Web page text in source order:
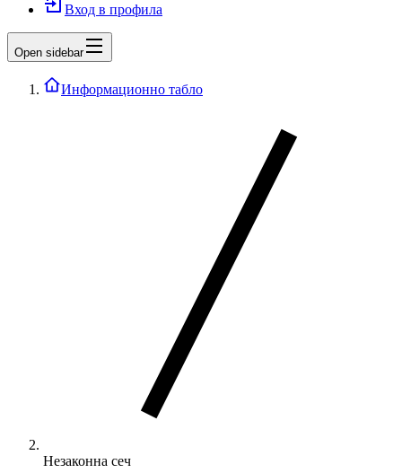
Вход в профила
Open sidebar
Информационно табло
Незаконна сеч